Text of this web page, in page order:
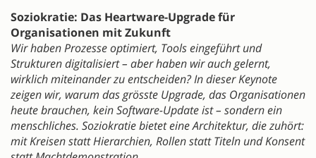
Soziokratie: Das Heartware-Upgrade für
Organisationen mit Zukunft
Wir haben Prozesse optimiert, Tools eingeführt und
Strukturen digitalisiert – aber haben wir auch gelernt,
wirklich miteinander zu entscheiden? In dieser Keynote
zeigen wir, warum das grösste Upgrade, das Organisationen
heute brauchen, kein Software-Update ist – sondern ein
menschliches. Soziokratie bietet eine Architektur, die zuhört:
mit Kreisen statt Hierarchien, Rollen statt Titeln und Konsent